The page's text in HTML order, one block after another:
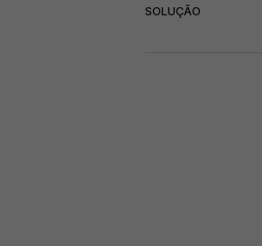
SOLUÇÃO